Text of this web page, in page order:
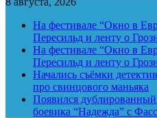
На фестивале “Окно в
Пересильд и ленту о
На фестивале “Окно в
Пересильд и ленту о
Начались съёмки
про свинцового маньяка
Появился дублированный
боевика “Надежда” с